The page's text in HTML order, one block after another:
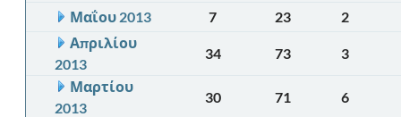
Μαΐου 2013 7 23
2
Απριλίου
2013
34 73
3
Μαρτίου
2013
30 71 6